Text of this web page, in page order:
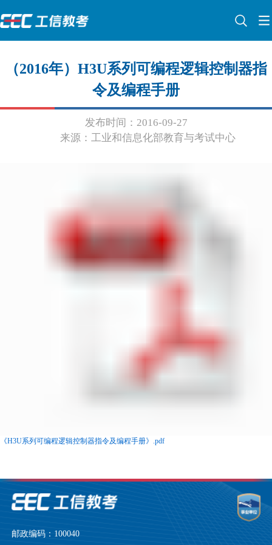
（2016年）H3U系列可编程逻辑控制器指
令及编程手册
发布时间：2016-09-27
来源：工业和信息化部教育与考试中心
《H3U系列可编程逻辑控制器指令及编程手册》.pdf
邮政编码：100040